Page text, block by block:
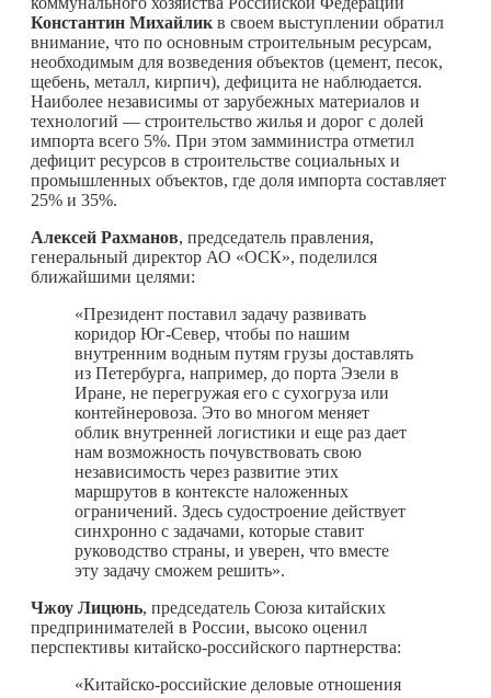
Константин Михайлик в своем выступлении обратил
внимание, что по основным строительным ресурсам,
необходимым для возведения объектов (цемент, песок,
щебень, металл, кирпич), дефицита не наблюдается.
Наиболее независимы от зарубежных материалов и
технологий — строительство жилья и дорог с долей
импорта всего 5%. При этом замминистра отметил
дефицит ресурсов в строительстве социальных и
промышленных объектов, где доля импорта составляет
25% и 35%.
Алексей Рахманов, председатель правления,
генеральный директор АО «ОСК», поделился
ближайшими целями:
«Президент поставил задачу развивать
коридор Юг-Север, чтобы по нашим
внутренним водным путям грузы доставлять
из Петербурга, например, до порта Эзели в
Иране, не перегружая его с сухогруза или
контейнеровоза. Это во многом меняет
облик внутренней логистики и еще раз дает
нам возможность почувствовать свою
независимость через развитие этих
маршрутов в контексте наложенных
ограничений. Здесь судостроение действует
синхронно с задачами, которые ставит
руководство страны, и уверен, что вместе
эту задачу сможем решить».
Чжоу Лицюнь, председатель Союза китайских
предпринимателей в России, высоко оценил
перспективы китайско-российского партнерства:
«Китайско-российские деловые отношения